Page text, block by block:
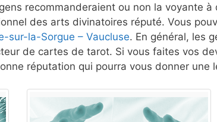
recommanderaient ou non la voyante à
des arts divinatoires réputé. Vous
sur-la-Sorgue – Vaucluse. En général, les
de cartes de tarot. Si vous faites vos
réputation qui pourra vous donner une